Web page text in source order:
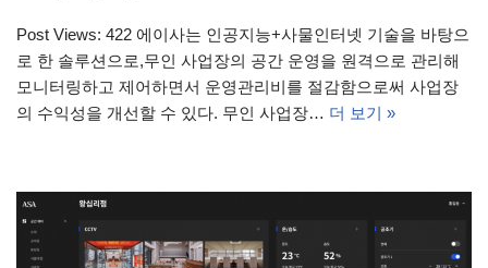
Post Views: 422 에이사는 인공지능+사물인터넷 기술을 바탕으
로 한 솔루션으로,무인 사업장의 공간 운영을 원격으로 관리해
모니터링하고 제어하면서 운영관리비를 절감함으로써 사업장
의 수익성을 개선할 수 있다. 무인 사업장… 더 보기 »